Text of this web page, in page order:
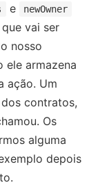
e newOwner
que vai ser
nosso
ele armazena
ação. Um
contratos,
Os
alguma
depois